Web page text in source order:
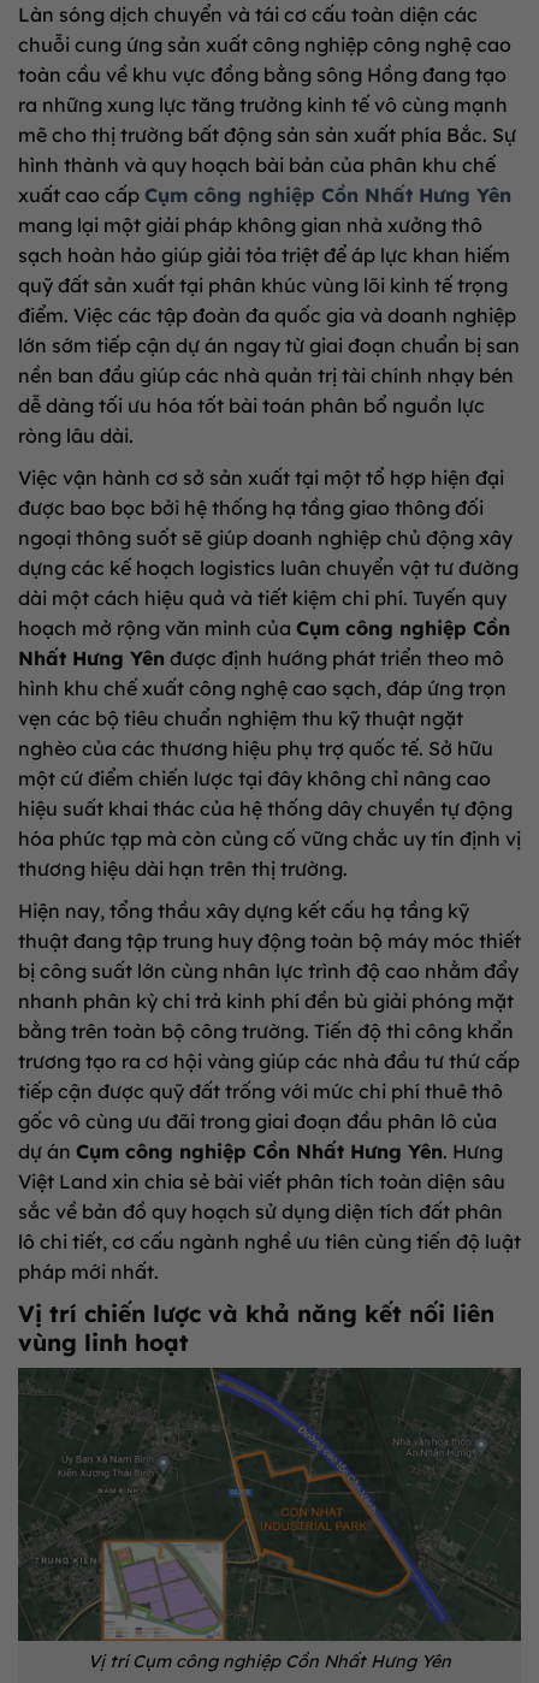
Làn sóng dịch chuyển và tái cơ cấu toàn diện các
chuỗi cung ứng sản xuất công nghiệp công nghệ cao
toàn cầu về khu vực đồng bằng sông Hồng đang tạo
ra những xung lực tăng trưởng kinh tế vô cùng mạnh
mẽ cho thị trường bất động sản sản xuất phía Bắc. Sự
hình thành và quy hoạch bài bản của phân khu chế
xuất cao cấp Cụm công nghiệp Cồn Nhất Hưng Yên
mang lại một giải pháp không gian nhà xưởng thô
sạch hoàn hảo giúp giải tỏa triệt để áp lực khan hiếm
quỹ đất sản xuất tại phân khúc vùng lõi kinh tế trọng
điểm. Việc các tập đoàn đa quốc gia và doanh nghiệp
lớn sớm tiếp cận dự án ngay từ giai đoạn chuẩn bị san
nền ban đầu giúp các nhà quản trị tài chính nhạy bén
dễ dàng tối ưu hóa tốt bài toán phân bổ nguồn lực
ròng lâu dài.
Việc vận hành cơ sở sản xuất tại một tổ hợp hiện đại
được bao bọc bởi hệ thống hạ tầng giao thông đối
ngoại thông suốt sẽ giúp doanh nghiệp chủ động xây
dựng các kế hoạch logistics luân chuyển vật tư đường
dài một cách hiệu quả và tiết kiệm chi phí. Tuyến quy
hoạch mở rộng văn minh của Cụm công nghiệp Cồn
Nhất Hưng Yên được định hướng phát triển theo mô
hình khu chế xuất công nghệ cao sạch, đáp ứng trọn
vẹn các bộ tiêu chuẩn nghiệm thu kỹ thuật ngặt
nghèo của các thương hiệu phụ trợ quốc tế. Sở hữu
một cứ điểm chiến lược tại đây không chỉ nâng cao
hiệu suất khai thác của hệ thống dây chuyền tự động
hóa phức tạp mà còn củng cố vững chắc uy tín định vị
thương hiệu dài hạn trên thị trường.
Hiện nay, tổng thầu xây dựng kết cấu hạ tầng kỹ
thuật đang tập trung huy động toàn bộ máy móc thiết
bị công suất lớn cùng nhân lực trình độ cao nhằm đẩy
nhanh phân kỳ chi trả kinh phí đền bù giải phóng mặt
bằng trên toàn bộ công trường. Tiến độ thi công khẩn
trương tạo ra cơ hội vàng giúp các nhà đầu tư thứ cấp
tiếp cận được quỹ đất trống với mức chi phí thuê thô
gốc vô cùng ưu đãi trong giai đoạn đầu phân lô của
dự án Cụm công nghiệp Cồn Nhất Hưng Yên. Hưng
Việt Land xin chia sẻ bài viết phân tích toàn diện sâu
sắc về bản đồ quy hoạch sử dụng diện tích đất phân
lô chi tiết, cơ cấu ngành nghề ưu tiên cùng tiến độ luật
pháp mới nhất.
Vị trí chiến lược và khả năng kết nối liên
vùng linh hoạt
Vị trí Cụm công nghiệp Cồn Nhất Hưng Yên